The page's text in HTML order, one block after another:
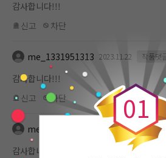
감사합니다!!!
신고
차단
me_1331951313 2023.11.22 작품댓
감사합니다!!!
신고
차단
me_1331951313 2023.11.22 작품댓글
감사합니다!!!
0
0
1